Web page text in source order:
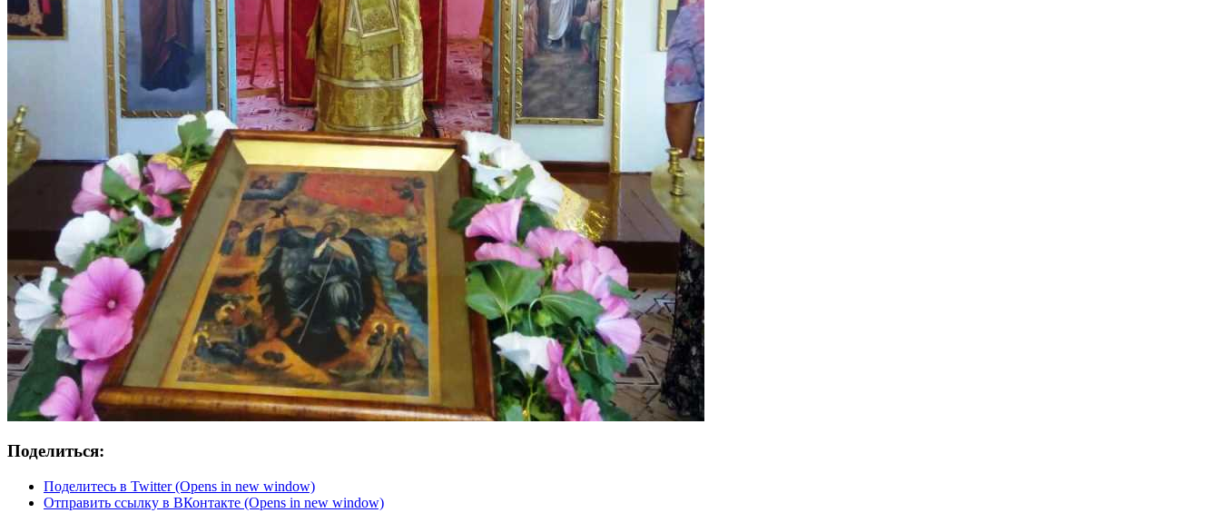
Поделиться:
Поделитесь в Twitter (Opens in new window)
Отправить ссылку в ВКонтакте (Opens in new window)